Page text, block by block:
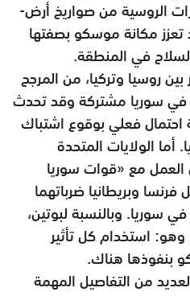
الروسية من صواريخ أرض-
تعزز مكانة موسكو بصفتها
في المنطقة.
روسيا وتركيا، من المرجح
في سوريا مشتركة وقد تحدث
فعلي بوقوع اشتباك
أما الولايات المتحدة
مع «قوات سوريا
وبريطانيا ضرباتهما
سوريا. وبالنسبة لبوتين،
وهو: استخدام كل تأثير
بنفوذها هناك.
من التفاصيل المهمة